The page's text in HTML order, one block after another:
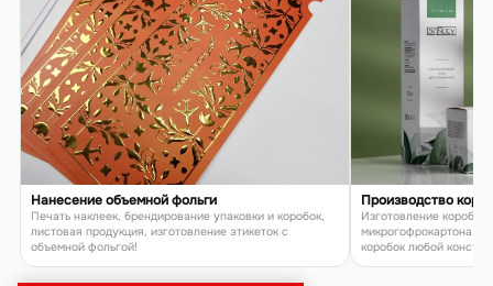
Нанесение объемной фольги
Печать наклеек, брендирование упаковки и коробок,
листовая продукция, изготовление этикеток с
объемной фольгой!
Производство
Изготовление коробок
микрогофрокартона,
коробок любой